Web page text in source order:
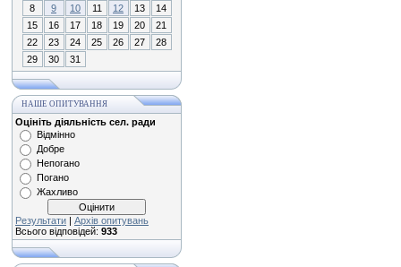
8
9 10 11 12 13
14
15
16 17 18 19 20
21
22
23 24 25 26 27
28
29
30 31
НАШЕ ОПИТУВАННЯ
Оцініть діяльність сел. ради
Відмінно
Добре
Непогано
Погано
Жахливо
Результати | Архів опитувань
Всього відповідей: 933